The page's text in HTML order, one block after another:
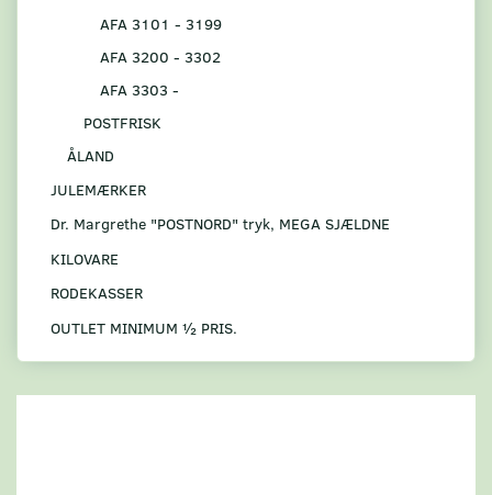
AFA 3101 - 3199
AFA 3200 - 3302
AFA 3303 -
POSTFRISK
ÅLAND
JULEMÆRKER
Dr. Margrethe "POSTNORD" tryk, MEGA SJÆLDNE
KILOVARE
RODEKASSER
OUTLET MINIMUM ½ PRIS.